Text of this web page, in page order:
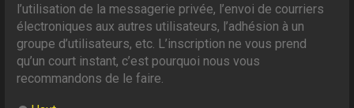
l’utilisation de la messagerie privée, l’envoi de courriers
électroniques aux autres utilisateurs, l’adhésion à un
groupe d’utilisateurs, etc. L’inscription ne vous prend
qu’un court instant, c’est pourquoi nous vous
recommandons de le faire.